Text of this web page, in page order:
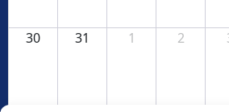
30 31 1 2